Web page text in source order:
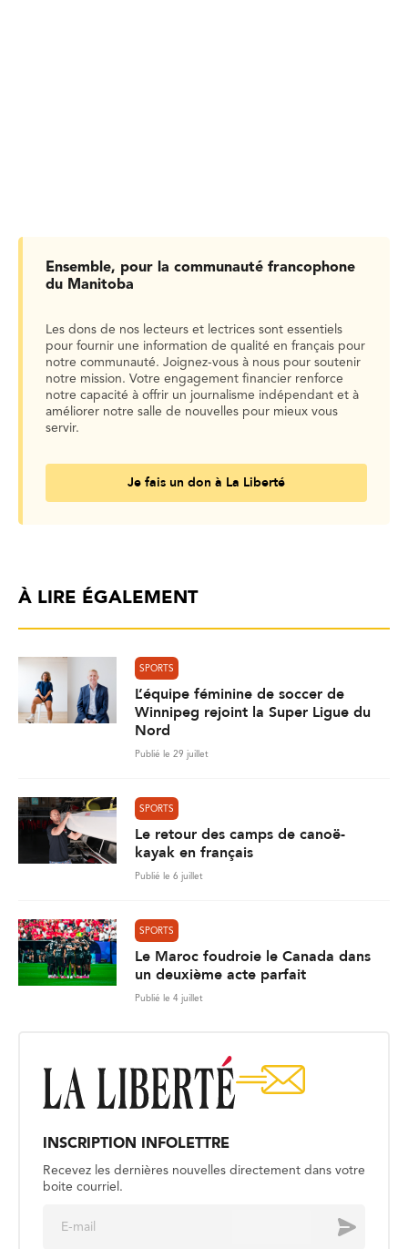
Ensemble, pour la communauté francophone
du Manitoba
Les dons de nos lecteurs et lectrices sont essentiels
pour fournir une information de qualité en français pour
notre communauté. Joignez-vous à nous pour soutenir
notre mission. Votre engagement financier renforce
notre capacité à offrir un journalisme indépendant et à
améliorer notre salle de nouvelles pour mieux vous
servir.
Je fais un don à La Liberté
À LIRE ÉGALEMENT
SPORTS
L’équipe féminine de soccer de
Winnipeg rejoint la Super Ligue du
Nord
Publié le 29 juillet
SPORTS
Le retour des camps de canoë-
kayak en français
Publié le 6 juillet
SPORTS
Le Maroc foudroie le Canada dans
un deuxième acte parfait
Publié le 4 juillet
INSCRIPTION INFOLETTRE
Recevez les dernières nouvelles directement dans votre
boite courriel.
Envoyer